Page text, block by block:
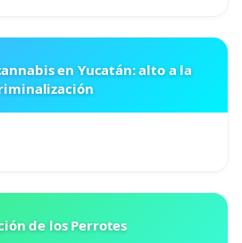
en Yucatán: alto a la
de los Perrotes